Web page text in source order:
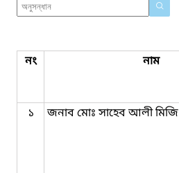
নং নাম
১ জনাব মোঃ সাহেব আলী মিজি